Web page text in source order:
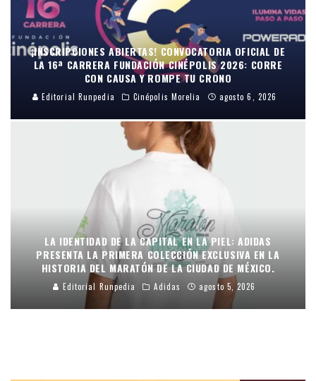
¡INSCRIPCIONES ABIERTAS! CONVOCATORIA OFICIAL DE
LA 16ª CARRERA FUNDACIÓN CINÉPOLIS 2026: CORRE
CON CAUSA Y ROMPE TU CRONO
Editorial Runpedia Cinépolis Morelia agosto 6, 2026
LA IDENTIDAD DE LA CAPITAL EN LA PIEL: ADIDAS
PRESENTA LA PRIMERA COLECCIÓN EXCLUSIVA EN LA
HISTORIA DEL MARATÓN DE LA CIUDAD DE MÉXICO.
Editorial Runpedia Adidas agosto 5, 2026